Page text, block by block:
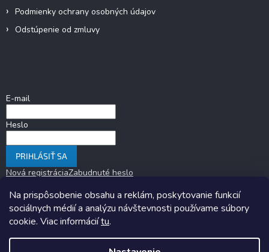
Na prispôsobenie obsahu a reklám, poskytovanie funkcií
sociálnych médií a analýzu návštevnosti používame súbory
cookie. Viac informáciítu.
Podmienky ochrany osobných údajov
Odstúpenie od zmluvy
E-mail
Heslo
PRIHLÁSIŤ SA
Nová registráciaZabudnuté heslo